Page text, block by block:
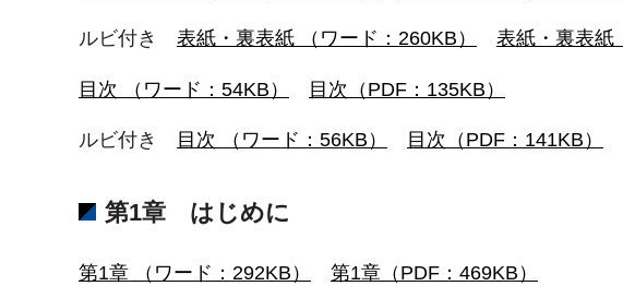
ルビ付き 表紙・裏表紙 （ワード：260KB） 表紙・裏表紙
目次 （ワード：54KB） 目次（PDF：135KB）
ルビ付き 目次 （ワード：56KB） 目次（PDF：141KB）
第1章 はじめに
第1章 （ワード：292KB） 第1章（PDF：469KB）